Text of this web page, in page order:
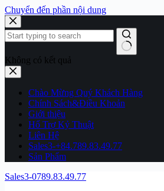
Chuyển đến phần nội dung
Không có kết quả
Chào Mừng Quý Khách Hàng
Chính Sách&Điều Khoản
Giới thiệu
Hổ Trợ Kỷ Thuật
Liên Hệ
Sales3-+84.789.83.49.77
Sản Phẩm
Sales3-0789.83.49.77